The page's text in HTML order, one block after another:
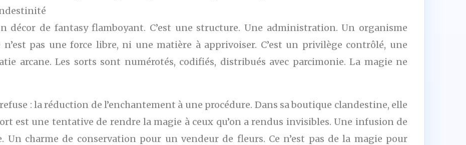
décor de fantasy flamboyant. C’est une structure. Une administration. Un organisme
pas une force libre, ni une matière à apprivoiser. C’est un privilège contrôlé, une
arcane. Les sorts sont numérotés, codifiés, distribués avec parcimonie. La magie ne
: la réduction de l’enchantement à une procédure. Dans sa boutique clandestine, elle
est une tentative de rendre la magie à ceux qu’on a rendus invisibles. Une infusion de
Un charme de conservation pour un vendeur de fleurs. Ce n’est pas de la magie pour